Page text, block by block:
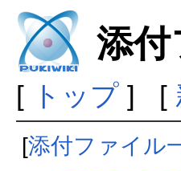
添付
[ トップ] [
[添付ファイル